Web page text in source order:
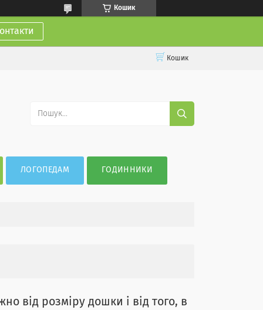
Кошик
Кошик
ЛОГОПЕДАМ ГОДИННИКИ
від розміру дошки і від того, в